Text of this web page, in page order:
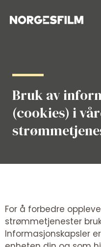
rett
Bruk av
(cookies) i
For å forbedre
strømmetjenester
Informasjonskapsler